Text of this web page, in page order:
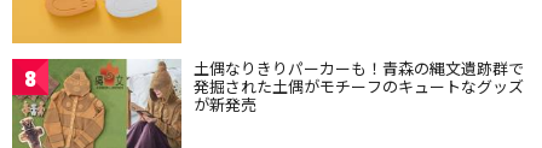
8 土偶なりきりパーカーも！青森の縄文遺跡群で
発掘された土偶がモチーフのキュートなグッズ
が新発売